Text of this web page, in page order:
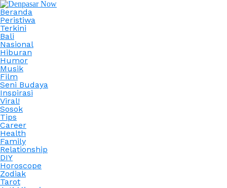
Beranda
Peristiwa
Terkini
Bali
Nasional
Hiburan
Humor
Musik
Film
Seni Budaya
Inspirasi
Viral!
Sosok
Tips
Career
Health
Family
Relationship
DIY
Horoscope
Zodiak
Tarot